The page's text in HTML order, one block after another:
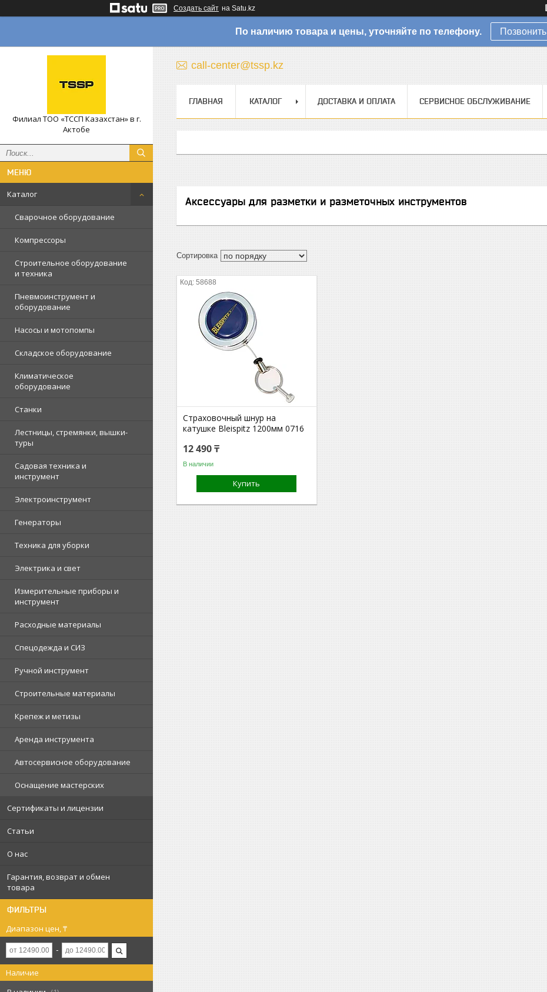
Создать сайт на Satu.kz
По наличию товара и цены, уточняйте по телефону. Позвонить
Филиал ТОО «ТССП Казахстан» в г.
Актобе
Каталог
Сварочное оборудование
Компрессоры
Строительное оборудование
и техника
Пневмоинструмент и
оборудование
Насосы и мотопомпы
Складское оборудование
Климатическое
оборудование
Станки
Лестницы, стремянки, вышки-
туры
Садовая техника и
инструмент
Электроинструмент
Генераторы
Техника для уборки
Электрика и свет
Измерительные приборы и
инструмент
Расходные материалы
Спецодежда и СИЗ
Ручной инструмент
Строительные материалы
Крепеж и метизы
Аренда инструмента
Автосервисное оборудование
Оснащение мастерских
Сертификаты и лицензии
Статьи
О нас
Гарантия, возврат и обмен
товара
ФИЛЬТРЫ
Диапазон цен, ₸
Наличие
call-center@tssp.kz
ГЛАВНАЯ КАТАЛОГ ДОСТАВКА И ОПЛАТА СЕРВИСНОЕ ОБСЛУЖИВАНИЕ
Аксессуары для разметки и разметочных инструментов
58688
Страховочный шнур на
катушке Bleispitz 1200мм 0716
12 490 ₸
В наличии
Купить